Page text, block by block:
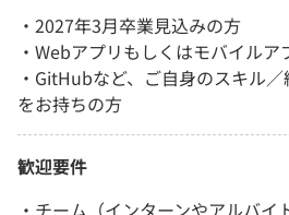
・2027年3月卒業見込みの方
・Webアプリもしくはモバイル
・GitHubなど、ご自身のスキル
をお持ちの方
歓迎要件